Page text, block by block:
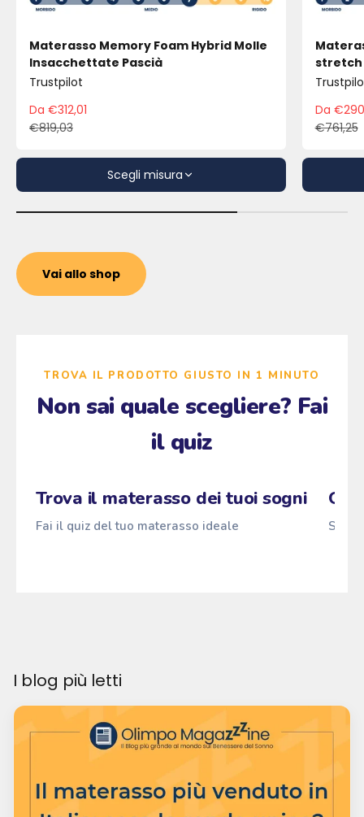
Materasso Memory Foam Hybrid Molle
Insacchettate Pascià
Trustpilot
Prezzo scontato
Da €312,01
Prezzo
€819,03
Scegli misura
stretch
Da
€761,25
Vai allo shop
TROVA IL PRODOTTO GIUSTO IN 1 MINUTO
Non sai quale scegliere? Fai
il quiz
Trova il materasso dei tuoi sogni
Fai il quiz del tuo materasso ideale
I blog più letti